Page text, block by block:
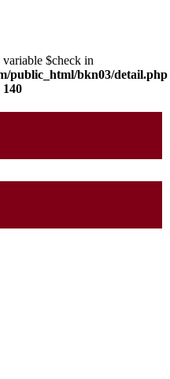
$check in
public_html/bkn03/detail.php
140